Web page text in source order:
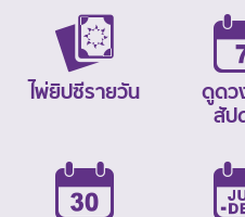
ไพ่ยิปซีรายวัน
ดูดว
สัป